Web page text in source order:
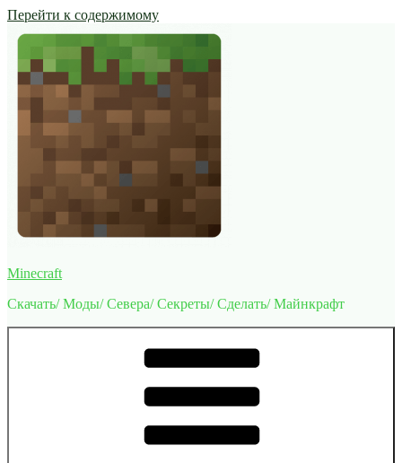
Перейти к содержимому
Minecraft
Скачать/ Моды/ Севера/ Секреты/ Сделать/ Майнкрафт